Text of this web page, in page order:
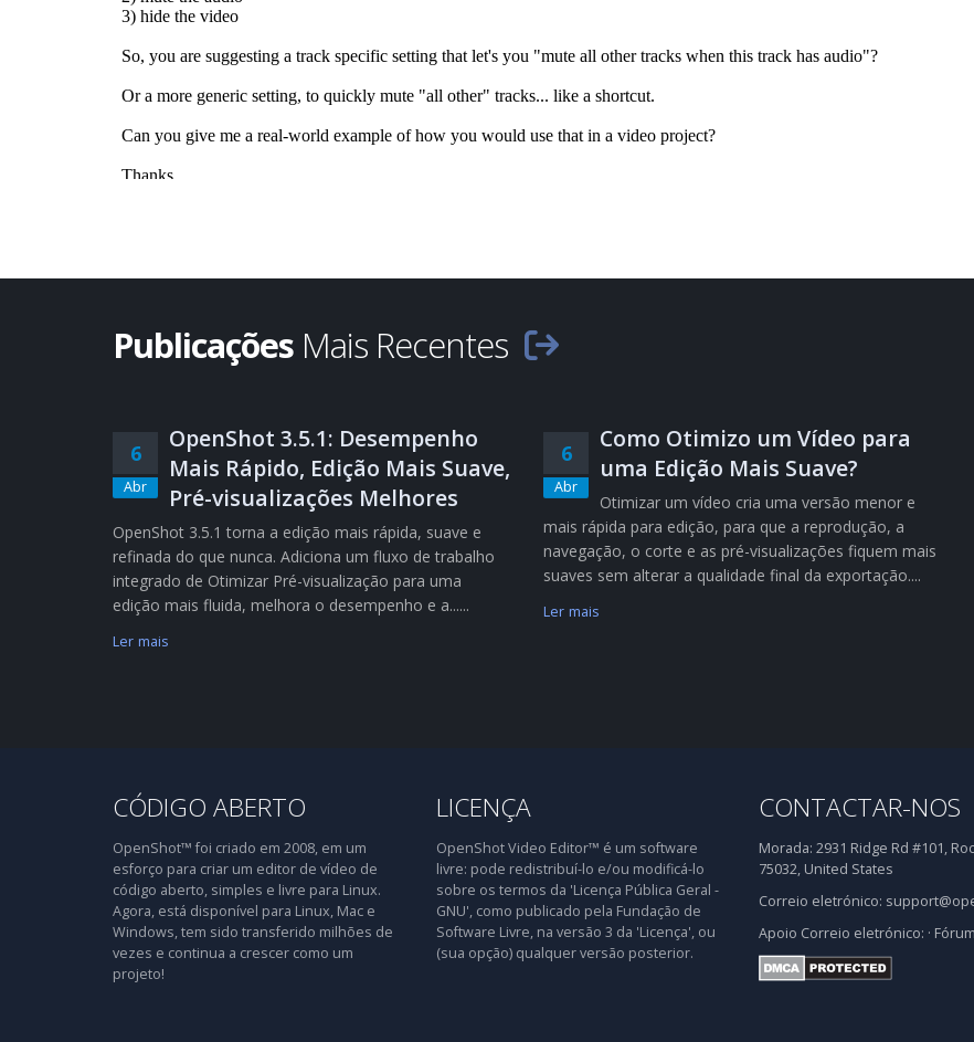
Publicações Mais Recentes
6
Abr
OpenShot 3.5.1: Desempenho
Mais Rápido, Edição Mais Suave,
Pré-visualizações Melhores
OpenShot 3.5.1 torna a edição mais rápida, suave e
refinada do que nunca. Adiciona um fluxo de trabalho
integrado de Otimizar Pré-visualização para uma
edição mais fluida, melhora o desempenho e a......
Ler mais
6
Abr
Como Otimizo um Vídeo para
uma Edição Mais Suave?
Otimizar um vídeo cria uma versão menor e
mais rápida para edição, para que a reprodução, a
navegação, o corte e as pré-visualizações fiquem mais
suaves sem alterar a qualidade final da exportação....
Ler mais
CÓDIGO ABERTO
OpenShot™ foi criado em 2008, em um
esforço para criar um editor de vídeo de
código aberto, simples e livre para Linux.
Agora, está disponível para Linux, Mac e
Windows, tem sido transferido milhões de
vezes e continua a crescer como um
projeto!
LICENÇA
OpenShot Video Editor™ é um software
livre: pode redistribuí-lo e/ou modificá-lo
sobre os termos da 'Licença Pública Geral -
GNU', como publicado pela Fundação de
Software Livre, na versão 3 da 'Licença', ou
(sua opção) qualquer versão posterior.
CONTACTAR-NOS
Morada: 2931 Ridge Rd #101,
75032, United States
Correio eletrónico:
Apoio Correio eletrónico: · Fórum